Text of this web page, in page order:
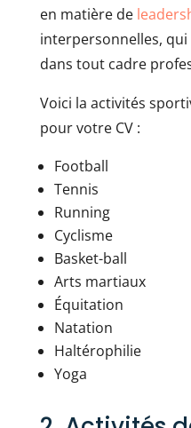
en matière de
interpersonnelles,
dans tout cadre
Voici la activités
pour votre CV :
Football
Tennis
Running
Cyclisme
Basket-ball
Arts martiaux
Équitation
Natation
Haltérophilie
Yoga